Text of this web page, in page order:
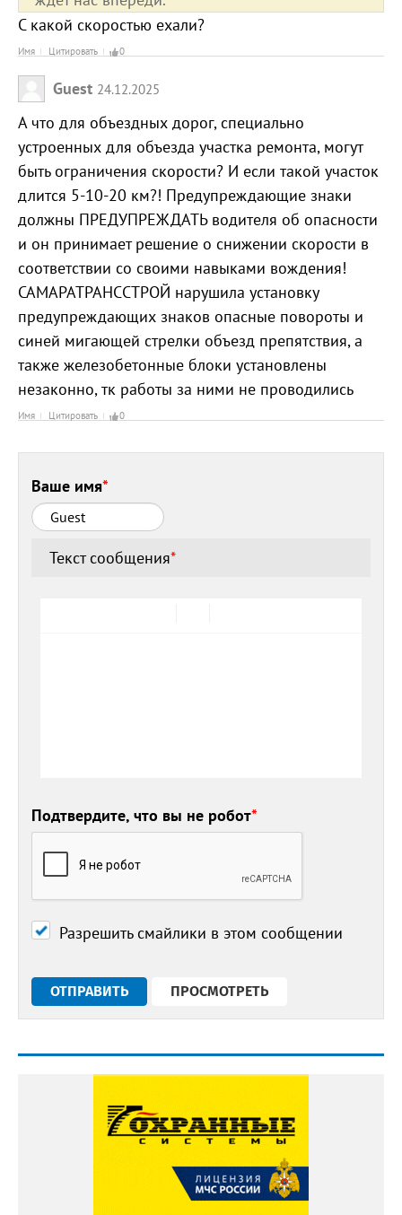
С какой скоростью ехали?
Имя Цитировать 0
Guest 24.12.2025
А что для объездных дорог, специально
устроенных для объезда участка ремонта, могут
быть ограничения скорости? И если такой участок
длится 5-10-20 км?! Предупреждающие знаки
должны ПРЕДУПРЕЖДАТЬ водителя об опасности
и он принимает решение о снижении скорости в
соответствии со своими навыками вождения!
САМАРАТРАНССТРОЙ нарушила установку
предупреждающих знаков опасные повороты и
синей мигающей стрелки объезд препятствия, а
также железобетонные блоки установлены
незаконно, тк работы за ними не проводились
Имя Цитировать 0
Ваше имя*
Текст сообщения*
Подтвердите, что вы не робот*
Разрешить смайлики в этом сообщении